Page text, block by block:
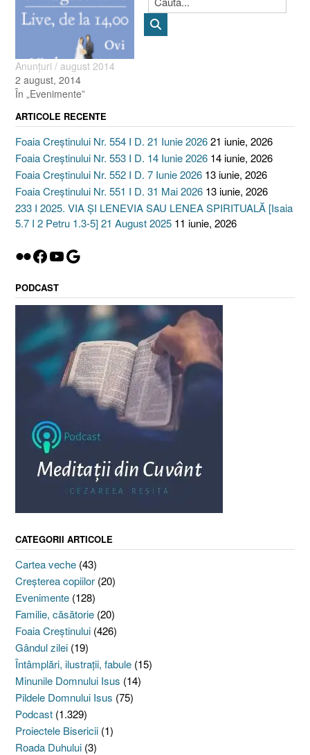
Anunţuri / august 2014
2 august, 2014
În „Evenimente”
ARTICOLE RECENTE
Foaia Creștinului Nr. 554 I D. 21 Iunie 202621 iunie, 2026
Foaia Creștinului Nr. 553 I D. 14 Iunie 2026 14 iunie, 2026
Foaia Creștinului Nr. 552 I D. 7 Iunie 2026 13 iunie, 2026
Foaia Creștinului Nr. 551 I D. 31 Mai 2026 13 iunie, 2026
233 I 2025. VIA ȘI LENEVIA SAU LENEA SPIRITUALĂ [Isaia
5.7 I 2 Petru 1.3-5] 21 August 2025 11 iunie, 2026
Flickr
Facebook
YouTube
Google
PODCAST
CATEGORII ARTICOLE
Cartea veche (43)
Creşterea copiilor (20)
Evenimente (128)
Familie, căsătorie (20)
Foaia Creştinului (426)
Gândul zilei (19)
Întâmplări, ilustraţii, fabule (15)
Minunile Domnului Isus (14)
Pildele Domnului Isus (75)
Podcast (1.329)
Proiectele Bisericii (1)
Roada Duhului (3)